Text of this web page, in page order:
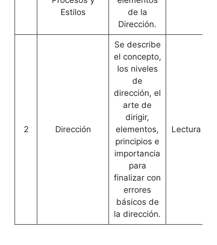
Estilos
de la
Dirección.
2 Dirección
Se describe
el concepto,
los niveles
de
dirección, el
arte de
dirigir,
elementos,
principios e
importancia
para
finalizar con
errores
básicos de
la dirección.
Lectura